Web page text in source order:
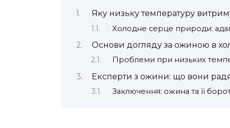
Яку низьку температуру
Холодне серце природи:
Основи догляду за ожиною в
Проблеми при низьких
Експерти з ожини: що вони
Заключення: ожина та її